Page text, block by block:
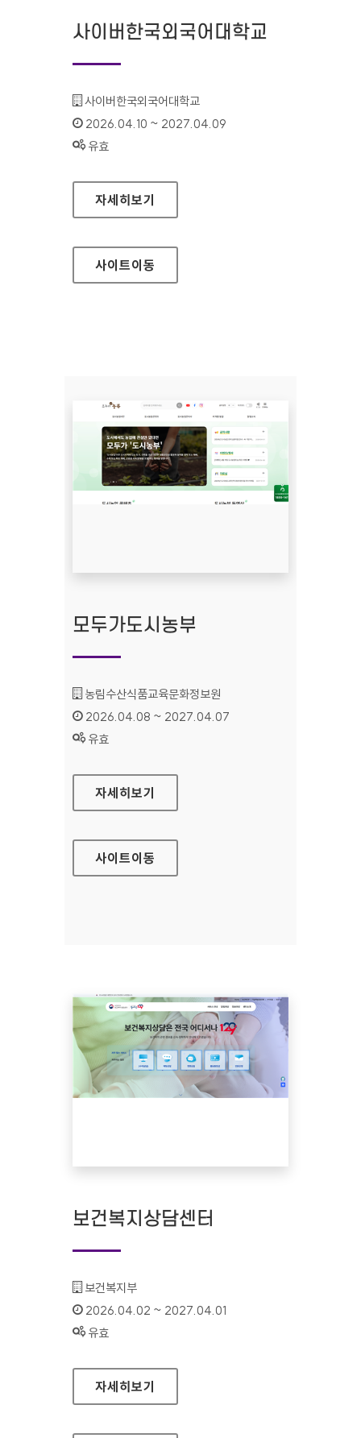
사이버한국외국어대학교
기관명 :
사이버한국외국어대학교
인증기간 :
2026.04.10 ~ 2027.04.09
상태 :
유효
사이버한국외국어대학교
자세히보기
사이트이동
모두가도시농부
기관명 :
농림수산식품교육문화정보원
인증기간 :
2026.04.08 ~ 2027.04.07
상태 :
유효
모두가도시농부
자세히보기
사이트이동
보건복지상담센터
기관명 :
보건복지부
인증기간 :
2026.04.02 ~ 2027.04.01
상태 :
유효
보건복지상담센터
자세히보기